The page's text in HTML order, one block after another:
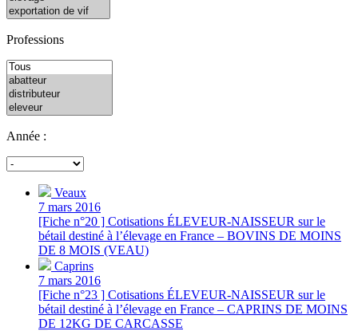
Professions
Année :
Veaux
7 mars 2016
[Fiche n°20 ] Cotisations ÉLEVEUR-NAISSEUR sur le
bétail destiné à l’élevage en France – BOVINS DE MOINS
DE 8 MOIS (VEAU)
Caprins
7 mars 2016
[Fiche n°23 ] Cotisations ÉLEVEUR-NAISSEUR sur le
bétail destiné à l’élevage en France – CAPRINS DE MOINS
DE 12KG DE CARCASSE